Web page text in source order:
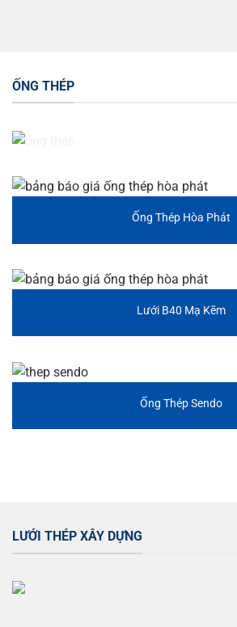
ỐNG THÉP
Ống Thép Hòa Phát
Lưới B40 Mạ Kẽm
Ống Thép Sendo
LƯỚI THÉP XÂY DỰNG